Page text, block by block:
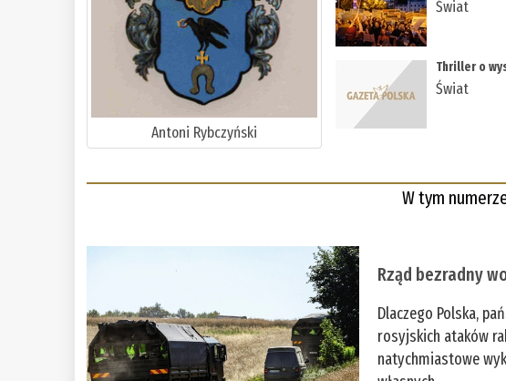
Antoni Rybczyński
Świat
Thriller o
Świat
W tym
Rząd bezradny
Dlaczego Polska,
rosyjskich ataków
natychmiastowe